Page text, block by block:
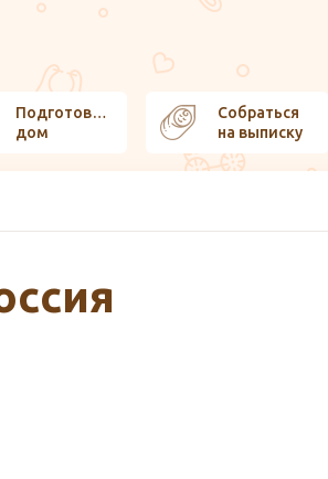
Подготовить
дом
Собраться
на выписку